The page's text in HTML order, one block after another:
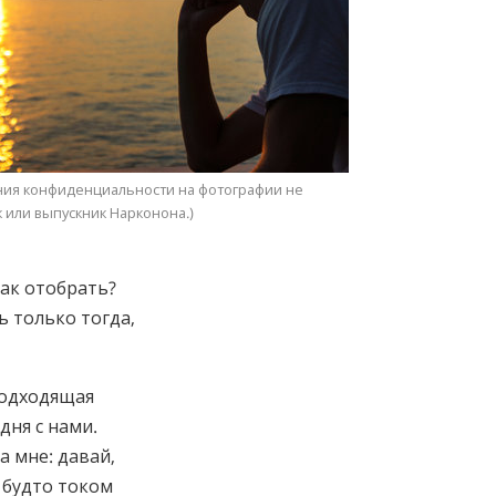
конфиденциальности на фотографии не
выпускник Нарконона.)
отобрать?
только тогда,
с нами.
мне: давай,
током